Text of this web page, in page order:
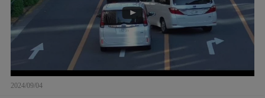
2024/09/04